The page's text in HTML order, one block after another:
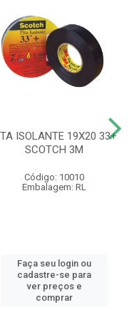
ISOLANTE 19X20 33+
SCOTCH 3M
Código: 10010
Embalagem: RL
Faça seu login ou
cadastre-se para
ver preços e
comprar